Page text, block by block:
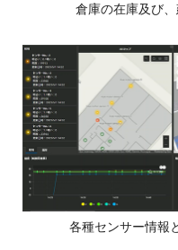
倉庫の在庫及び
各種センサー情報